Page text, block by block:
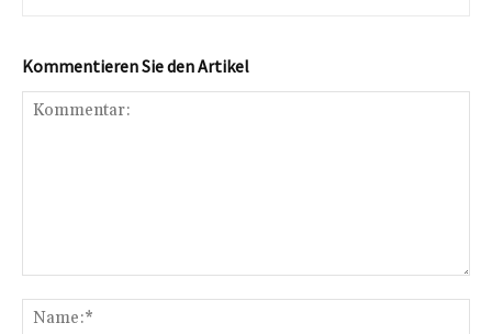
Kommentieren Sie den Artikel